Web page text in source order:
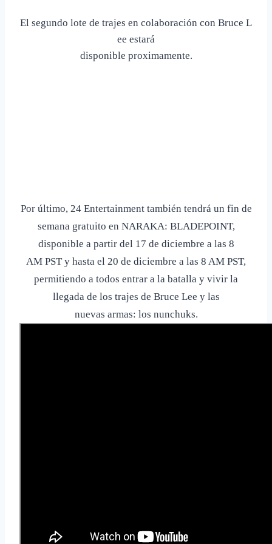
El segundo lote de trajes en colaboración con Bruce L
ee estará
disponible proximamente.
Por último, 24 Entertainment también tendrá un fin de
semana gratuito en NARAKA: BLADEPOINT,
disponible a partir del 17 de diciembre a las 8
AM PST y hasta el 20 de diciembre a las 8 AM PST,
permitiendo a todos entrar a la batalla y vivir la
llegada de los trajes de Bruce Lee y las
nuevas armas: los nunchuks.